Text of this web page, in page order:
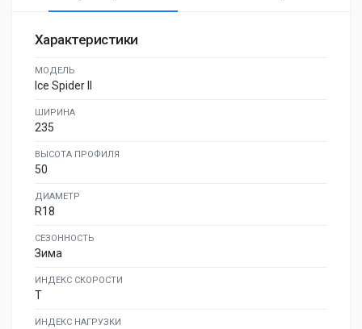
Характеристики
МОДЕЛЬ
Ice Spider II
ШИРИНА
235
ВЫСОТА ПРОФИЛЯ
50
ДИАМЕТР
R18
СЕЗОННОСТЬ
Зима
ИНДЕКС СКОРОСТИ
T
ИНДЕКС НАГРУЗКИ